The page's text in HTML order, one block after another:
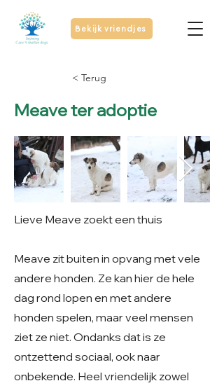
Bekijk vriendjes
< Terug
Meave ter adoptie
Lieve Meave zoekt een thuis
Meave zit buiten in opvang met vele
andere honden. Ze kan hier de hele
dag rond lopen en met andere
honden spelen, maar veel mensen
ziet ze niet. Ondanks dat is ze
ontzettend sociaal, ook naar
onbekende. Heel vriendelijk zowel